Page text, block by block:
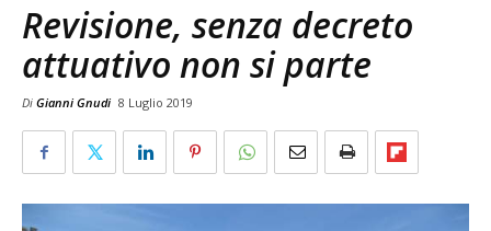
Revisione, senza decreto
attuativo non si parte
Di Gianni Gnudi 8 Luglio 2019